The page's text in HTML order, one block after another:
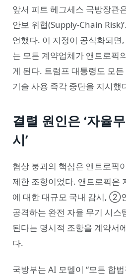
앞서 피트 헤그세스 국방장관
안보 위협(Supply-Chain
언했다. 이 지정이 공식화되
는 모든 계약업체가 앤트로픽
게 된다. 트럼프 대통령도 모
기술 사용 즉각 중단을 지시했
결렬 원인은 ‘자율
시’
협상 붕괴의 핵심은 앤트로픽
제한 조항이었다. 앤트로픽
에 대한 대규모 국내 감시, ②
공격하는 완전 자율 무기 시스
된다는 명시적 조항을 계약서
다.
국방부는 AI 모델이 “모든 합